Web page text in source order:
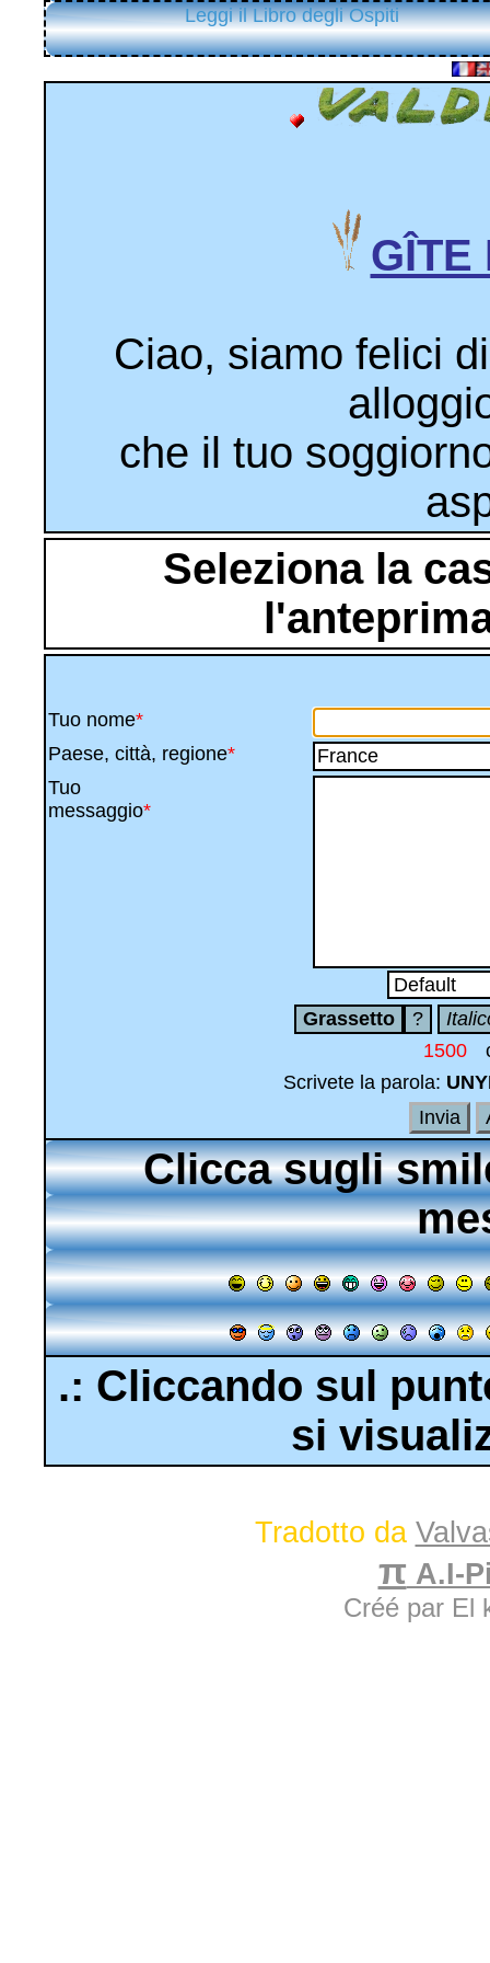
Leggi il Libro degli Ospiti
GÎTE
Ciao, siamo felici
che il tuo
Seleziona la
Tuo nome*
Paese, città, regione*
Tuo
messaggio*
Scrivete la parola:
Clicca sugli
.: Cliccando sul
si
Tradotto da
π A.I-
Créé par El